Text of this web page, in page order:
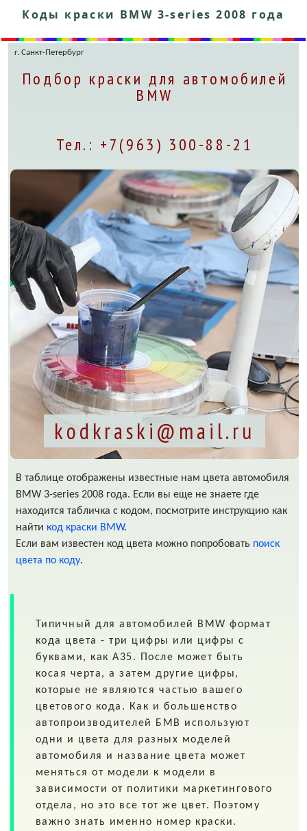
Коды краски BMW 3-series 2008 года
г. Санкт-Петербург
Подбор краски для автомобилей
BMW
Тел.: +7(963) 300-88-21
kodkraski@mail.ru
В таблице отображены известные нам цвета автомобиля
BMW 3-series 2008 года. Если вы еще не знаете где
находится табличка с кодом, посмотрите инструкцию как
найти код краски BMW.
Если вам известен код цвета можно попробовать поиск
цвета по коду.
Типичный для автомобилей BMW формат
кода цвета - три цифры или цифры с
буквами, как A35. После может быть
косая черта, а затем другие цифры,
которые не являются частью вашего
цветового кода. Как и большенство
автопроизводителей БМВ используют
одни и цвета для разных моделей
автомобиля и название цвета может
меняться от модели к модели в
зависимости от политики маркетингового
отдела, но это все тот же цвет. Поэтому
важно знать именно номер краски.